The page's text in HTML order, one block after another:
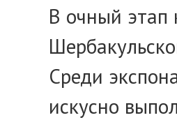
В очный этап
Среди
искусно